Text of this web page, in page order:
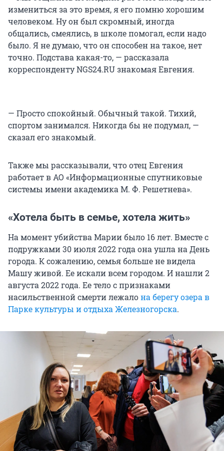
измениться за это время, я его помню хорошим
человеком. Ну он был скромный, иногда
общались, смеялись, в школе помогал, если надо
было. Я не думаю, что он способен на такое, нет
точно. Подстава какая-то, — рассказала
корреспонденту NGS24.RU знакомая Евгения.
— Просто спокойный. Обычный такой. Тихий,
спортом занимался. Никогда бы не подумал, —
сказал его знакомый.
Также мы рассказывали, что отец Евгения
работает в АО «Информационные спутниковые
системы имени академика М. Ф. Решетнева».
«Хотела быть в семье, хотела жить»
На момент убийства Марии было 16 лет. Вместе с
подружками 30 июля 2022 года она ушла на День
города. К сожалению, семья больше не видела
Машу живой. Ее искали всем городом. И нашли 2
августа 2022 года. Ее тело с признаками
насильственной смерти лежалона берегу озера в
Парке культуры и отдыха Железногорска.